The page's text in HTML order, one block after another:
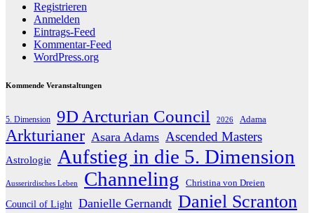
Registrieren
Anmelden
Eintrags-Feed
Kommentar-Feed
WordPress.org
Kommende Veranstaltungen
5. Dimension 9D Arcturian Council 2026 Adama
Arkturianer Asara Adams Ascended Masters
Astrologie Aufstieg in die 5. Dimension
Ausserirdisches Leben Channeling Christina von Dreien
Council of Light Danielle Gernandt Daniel Scranton